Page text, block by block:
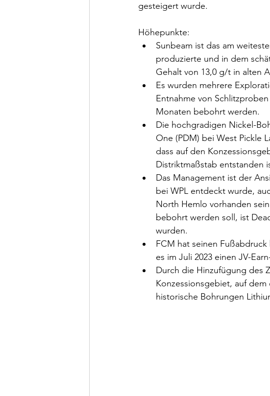
gesteigert wurde.
Höhepunkte:
Sunbeam ist das am
produzierte und in dem
Gehalt von 13,0 g/t in alten
Es wurden mehrere
Entnahme von
Monaten bebohrt werden.
Die hochgradigen Nickel-
One (PDM) bei West Pickle
dass auf den
Distriktmaßstab entstanden
Das Management ist der
bei WPL entdeckt wurde,
North Hemlo vorhanden
bebohrt werden soll, ist
wurden.
FCM hat seinen
es im Juli 2023 einen JV-
Durch die Hinzufügung des
Konzessionsgebiet, auf
historische Bohrungen